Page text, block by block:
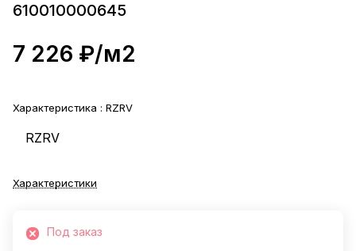
610010000645
7 226 ₽/м2
Характеристика : RZRV
RZRV
Характеристики
Под заказ